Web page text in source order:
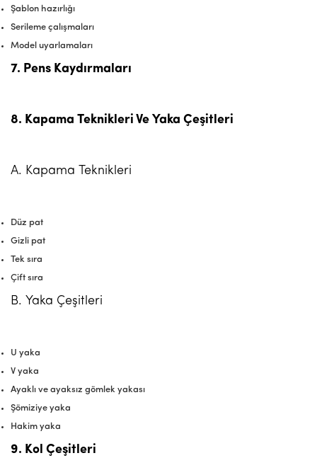
Şablon hazırlığı
Serileme çalışmaları
Model uyarlamaları
7. Pens Kaydırmaları
8. Kapama Teknikleri Ve Yaka Çeşitleri
A. Kapama Teknikleri
Düz pat
Gizli pat
Tek sıra
Çift sıra
B. Yaka Çeşitleri
U yaka
V yaka
Ayaklı ve ayaksız gömlek yakası
Şömiziye yaka
Hakim yaka
9. Kol Çeşitleri